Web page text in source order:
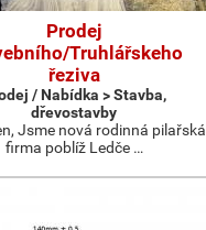
Prodej
Truhlářskeho
řeziva
/ Nabídka > Stavba,
dřevostavby
Jsme nová rodinná pilařská
firma poblíž Ledče …